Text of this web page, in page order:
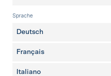
Sprache
Deutsch
Français
Italiano